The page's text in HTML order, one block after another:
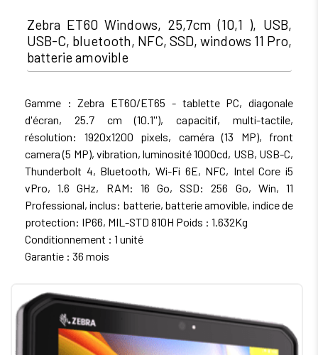
Zebra ET60 Windows, 25,7cm (10,1 ), USB,
USB-C, bluetooth, NFC, SSD, windows 11 Pro,
batterie amovible
Gamme : Zebra ET60/ET65 - tablette PC, diagonale
d'écran, 25.7 cm (10.1''), capacitif, multi-tactile,
résolution: 1920x1200 pixels, caméra (13 MP), front
camera (5 MP), vibration, luminosité 1000cd, USB, USB-C,
Thunderbolt 4, Bluetooth, Wi-Fi 6E, NFC, Intel Core i5
vPro, 1.6 GHz, RAM: 16 Go, SSD: 256 Go, Win, 11
Professional, inclus: batterie, batterie amovible, indice de
protection: IP66, MIL-STD 810H Poids : 1.632Kg
Conditionnement : 1 unité
Garantie : 36 mois